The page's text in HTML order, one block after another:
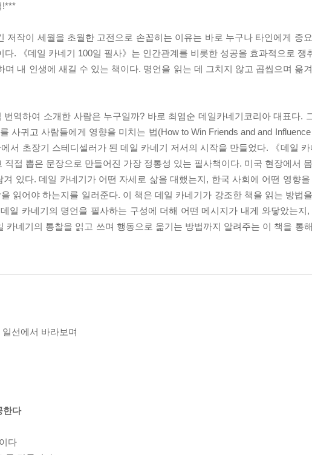
!***
저작이 세월을 초월한 고전으로 손꼽히는 이유는 바로 누구나 타인에게 중
. 《데일 카네기 100일 필사》는 인간관계를 비롯한 성공을 효과적으로 쟁
내 인생에 새길 수 있는 책이다. 명언을 읽는 데 그치지 않고 곱씹으며 옮
역하여 소개한 사람은 누구일까? 바로 최염순 데일카네기코리아 대표다.
사귀고 사람들에게 영향을 미치는 법(How to Win Friends and and Influence
서 초장기 스테디셀러가 된 데일 카네기 저서의 시작을 만들었다. 《데일 카
접 뽑은 문장으로 만들어진 가장 정통성 있는 필사책이다. 미국 현장에서
있다. 데일 카네기가 어떤 자세로 삶을 대했는지, 한국 사회에 어떤 영향
읽어야 하는지를 일러준다. 이 책은 데일 카네기가 강조한 책을 읽는 방법
일 카네기의 명언을 필사하는 구성에 더해 어떤 메시지가 내게 와닿았는지
카네기의 통찰을 읽고 쓰며 행동으로 옮기는 방법까지 알려주는 이 책을 통
선에서 바라보며
한다
다